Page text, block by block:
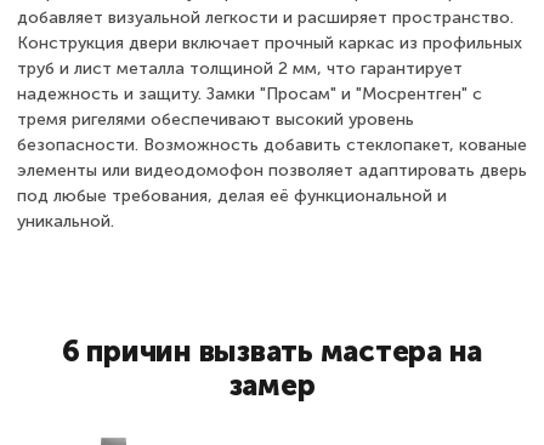
добавляет визуальной легкости и расширяет пространство.
Конструкция двери включает прочный каркас из профильных
труб и лист металла толщиной 2 мм, что гарантирует
надежность и защиту. Замки "Просам" и "Мосрентген" с
тремя ригелями обеспечивают высокий уровень
безопасности. Возможность добавить стеклопакет, кованые
элементы или видеодомофон позволяет адаптировать дверь
под любые требования, делая её функциональной и
уникальной.
6 причин вызвать мастера на
замер